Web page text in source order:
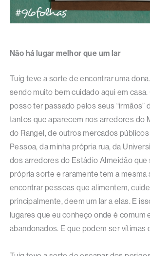
Não há lugar melhor que um lar
Tuig teve a sorte de encontrar uma
sendo muito bem cuidado aqui em
posso ter passado pelos seus “irmãos”
tantos que aparecem nos arredores do
do Rangel, de outros mercados
Pessoa, da minha própria rua, da
dos arredores do Estádio Almeidão que
própria sorte e raramente tem a mesma
encontrar pessoas que alimentem,
principalmente, deem um lar a elas. E
lugares que eu conheço onde é comum
abandonados. E que podem ser vítimas